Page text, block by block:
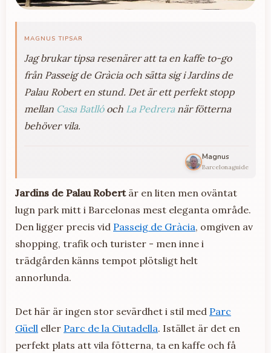
MAGNUS TIPSAR
Jag brukar tipsa resenärer att ta en kaffe to-go
från Passeig de Gràcia och sätta sig i Jardins de
Palau Robert en stund. Det är ett perfekt stopp
mellan Casa Batllóoch La Pedreranär fötterna
behöver vila.
Magnus
Barcelonaguide
Jardins de Palau Robertär en liten men oväntat
lugn park mitt i Barcelonas mest eleganta område.
Den ligger precis vid Passeig de Gràcia, omgiven av
shopping, trafik och turister - men inne i
trädgården känns tempot plötsligt helt
annorlunda.
Det här är ingen stor sevärdhet i stil med Parc
Güell eller Parc de la Ciutadella. Istället är det en
perfekt plats att vila fötterna, ta en kaffe och få